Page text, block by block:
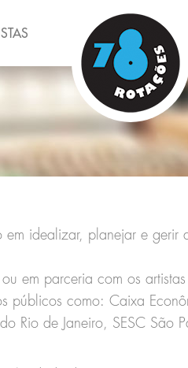
idealizar, planejar e gerir
em parceria com os
públicos como: Caixa
Rio de Janeiro, SESC São